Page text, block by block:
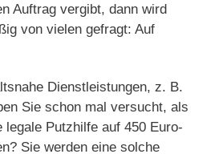
Auftrag vergibt, dann wird
von vielen gefragt: Auf
Dienstleistungen, z. B.
Sie schon mal versucht, als
legale Putzhilfe auf 450 Euro-
Sie werden eine solche